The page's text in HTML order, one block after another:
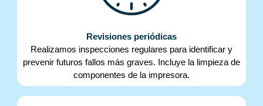
Revisiones periódicas
Realizamos inspecciones regulares para identificar y
prevenir futuros fallos más graves. Incluye la limpieza de
componentes de la impresora.